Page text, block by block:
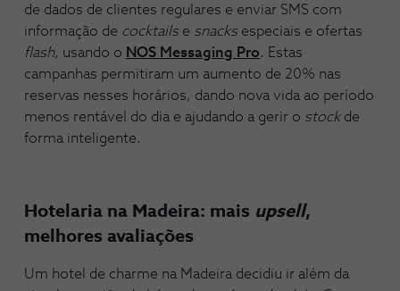
de dados de clientes regulares e enviar SMS com
informação de cocktails e snacks especiais e ofertas
flash, usando o NOS Messaging Pro. Estas
campanhas permitiram um aumento de 20% nas
reservas nesses horários, dando nova vida ao período
menos rentável do dia e ajudando a gerir o stockde
forma inteligente.
Hotelaria na Madeira: mais upsell,
melhores avaliações
Um hotel de charme na Madeira decidiu ir além da